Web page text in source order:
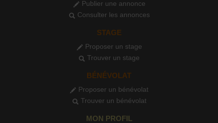
Publier une annonce
Consulter les annonces
STAGE
Proposer un stage
Trouver un stage
BÉNÉVOLAT
Proposer un bénévolat
Trouver un bénévolat
MON PROFIL